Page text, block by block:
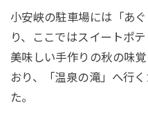
小安峡の駐車場には「あ
り、ここではスイートポ
美味しい手作りの秋の味
おり、「温泉の滝」へ行
た。